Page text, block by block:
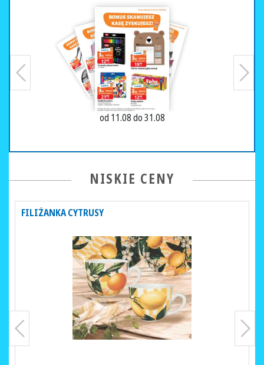
od 11.08 do 31.08
NISKIE CENY
FILIŻANKA CYTRUSY